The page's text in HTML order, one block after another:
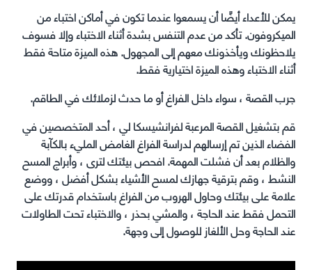
يمكن للأعداء أيضًا أن يسمعوا عندما تكون في أماكن اختباء من
الميكروفون. تأكد من عدم التنفس بشدة أثناء الاختباء وإلا فسوف
يلاحظونك ويأخذونك معهم إلى المجهول. هذه الميزة متاحة فقط
أثناء الاختباء وهذه الميزة اختيارية فقط.
جرب القصة ، سواء داخل الفراغ أو ما حدث لزملائك في الطاقم.
قم بتشغيل القصة المرعبة لفرانشيسكا لي ، أحد المتخصصين في
الفضاء الذين تم إرسالهم لدراسة الفراغ الغامض المليء بالكآبة
والظلام بعد أن فشلت المهمة. افحص بيئتك لترى ، وأبراج المسح
النشط ، وقم بترقية جهازك لمسح الأشياء بشكل أفضل ، ووضع
علامة على بيئتك وحاول الهروب من الفراغ باستخدام قدرتك على
التحمل فقط عند الحاجة ، والمشي بحذر ، والاختباء تحت الطاولات
عند الحاجة وحل الألغاز للوصول إلى وجهة.